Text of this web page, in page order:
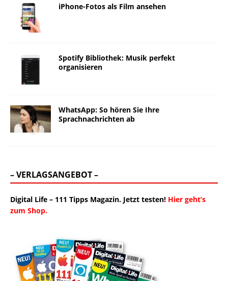
iPhone-Fotos als Film ansehen
Spotify Bibliothek: Musik perfekt
organisieren
WhatsApp: So hören Sie Ihre
Sprachnachrichten ab
– VERLAGSANGEBOT –
Digital Life – 111 Tipps Magazin. Jetzt testen! Hier geht’s
zum Shop.